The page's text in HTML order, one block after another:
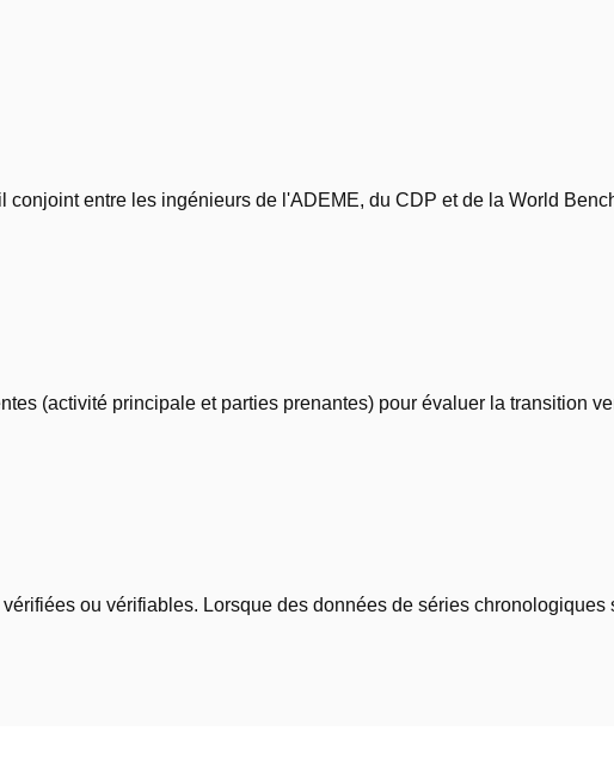
conjoint entre les ingénieurs de l'ADEME, du CDP et de la World
(activité principale et parties prenantes) pour évaluer la transition
ou vérifiables. Lorsque des données de séries